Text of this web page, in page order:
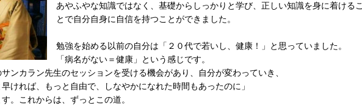
あやふやな知識ではなく、基礎からしっかりと学び、正しい知識を身に着けるこ
とで自分自身に自信を持つことができました。
勉強を始める以前の自分は「２０代で若いし、健康！」と思っていました。
「病名がない＝健康」という感じです。
ンカラン先生のセッションを受ける機会があり、自分が変わっていき、
早ければ、もっと自由で、しなやかになれた時間もあったのに」
。これからは、ずっとこの道。